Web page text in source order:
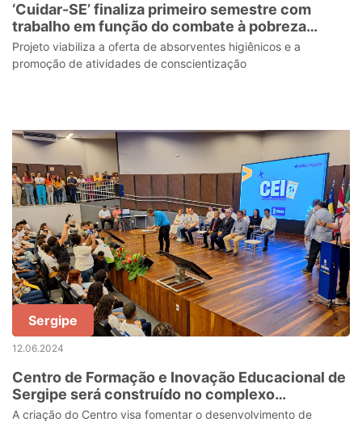
‘Cuidar-SE’ finaliza primeiro semestre com
trabalho em função do combate à pobreza
menstrual
Projeto viabiliza a oferta de absorventes higiênicos e a
promoção de atividades de conscientização
Sergipe
12.06.2024
Centro de Formação e Inovação Educacional de
Sergipe será construído no complexo
administrativo da Educação
​​​​​​​A criação do Centro visa fomentar o desenvolvimento de